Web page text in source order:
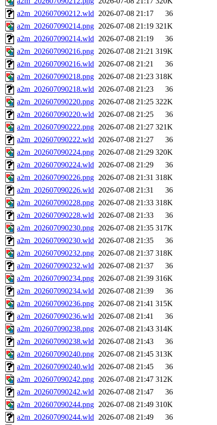
a2m_202607090212.wld 2026-07-08 21:17
36
a2m_202607090214.png 2026-07-08 21:19 321K
a2m_202607090214.wld 2026-07-08 21:19
36
a2m_202607090216.png 2026-07-08 21:21 319K
a2m_202607090216.wld 2026-07-08 21:21
36
a2m_202607090218.png 2026-07-08 21:23 318K
a2m_202607090218.wld 2026-07-08 21:23
36
a2m_202607090220.png 2026-07-08 21:25 322K
a2m_202607090220.wld 2026-07-08 21:25
36
a2m_202607090222.png 2026-07-08 21:27 321K
a2m_202607090222.wld 2026-07-08 21:27
36
a2m_202607090224.png 2026-07-08 21:29 320K
a2m_202607090224.wld 2026-07-08 21:29
36
a2m_202607090226.png 2026-07-08 21:31 318K
a2m_202607090226.wld 2026-07-08 21:31
36
a2m_202607090228.png 2026-07-08 21:33 318K
a2m_202607090228.wld 2026-07-08 21:33
36
a2m_202607090230.png 2026-07-08 21:35 317K
a2m_202607090230.wld 2026-07-08 21:35
36
a2m_202607090232.png 2026-07-08 21:37 318K
a2m_202607090232.wld 2026-07-08 21:37
36
a2m_202607090234.png 2026-07-08 21:39 316K
a2m_202607090234.wld 2026-07-08 21:39
36
a2m_202607090236.png 2026-07-08 21:41 315K
a2m_202607090236.wld 2026-07-08 21:41
36
a2m_202607090238.png 2026-07-08 21:43 314K
a2m_202607090238.wld 2026-07-08 21:43
36
a2m_202607090240.png 2026-07-08 21:45 313K
a2m_202607090240.wld 2026-07-08 21:45
36
a2m_202607090242.png 2026-07-08 21:47 312K
a2m_202607090242.wld 2026-07-08 21:47
36
a2m_202607090244.png 2026-07-08 21:49 310K
a2m_202607090244.wld 2026-07-08 21:49
36